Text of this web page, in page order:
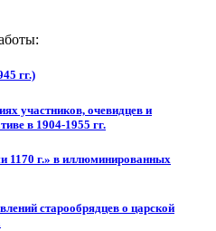
гг.)
участников, очевидцев и
в 1904-1955 гг.
1170 г.» в иллюминированных
старообрядцев о царской